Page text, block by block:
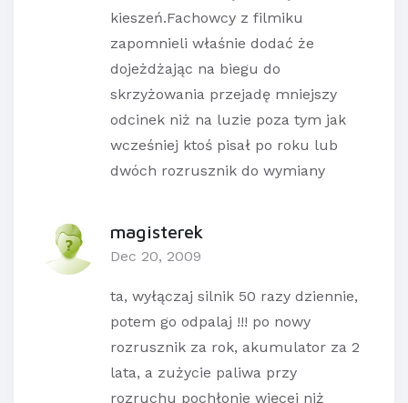
kieszeń.Fachowcy z filmiku
zapomnieli właśnie dodać że
dojeżdżając na biegu do
skrzyżowania przejadę mniejszy
odcinek niż na luzie poza tym jak
wcześniej ktoś pisał po roku lub
dwóch rozrusznik do wymiany
magisterek
Dec 20, 2009
ta, wyłączaj silnik 50 razy dziennie,
potem go odpalaj !!! po nowy
rozrusznik za rok, akumulator za 2
lata, a zużycie paliwa przy
rozruchu pochłonie więcej niż